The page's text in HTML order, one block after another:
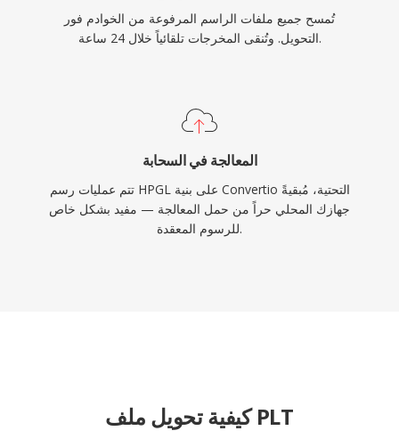
تُمسح جميع ملفات الراسم المرفوعة من الخوادم فور
التحويل. وتُنقى المخرجات تلقائياً خلال 24 ساعة.
المعالجة في السحابة
تتم عمليات رسم HPGL على بنية Convertio التحتية، مُبقيةً
جهازك المحلي حراً من حمل المعالجة — مفيد بشكل خاص
للرسوم المعقدة.
كيفية تحويل ملف PLT